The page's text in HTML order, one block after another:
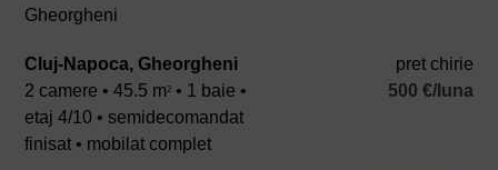
Gheorgheni
Cluj-Napoca, Gheorgheni
2 camere • 45.5 m2 • 1 baie •
etaj 4/10 • semidecomandat
finisat • mobilat complet
pret chirie
500 €/luna